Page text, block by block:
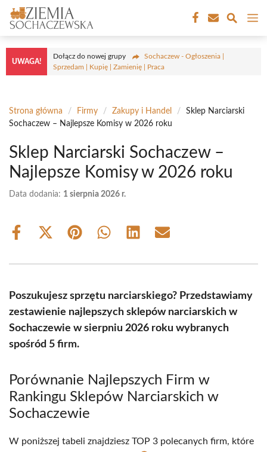
Przejdź
do
treści
UWAGA!
Dołącz do nowej grupy
Sochaczew - Ogłoszenia |
Sprzedam | Kupię | Zamienię | Praca
Strona główna / Firmy / Zakupy i Handel /
Sklep Narciarski
Sochaczew – Najlepsze Komisy w 2026 roku
Sklep Narciarski Sochaczew –
Najlepsze Komisy w 2026 roku
Data dodania: 1 sierpnia 2026 r.
Share
Share
(Twitter)
Share Share Share Share
Poszukujesz sprzętu narciarskiego? Przedstawiamy
zestawienie najlepszych sklepów narciarskich w
Sochaczewie w sierpniu 2026 roku wybranych
spośród 5 firm.
Porównanie Najlepszych Firm w
Rankingu Sklepów Narciarskich w
Sochaczewie
W poniższej tabeli znajdziesz TOP 3 polecanych firm, które